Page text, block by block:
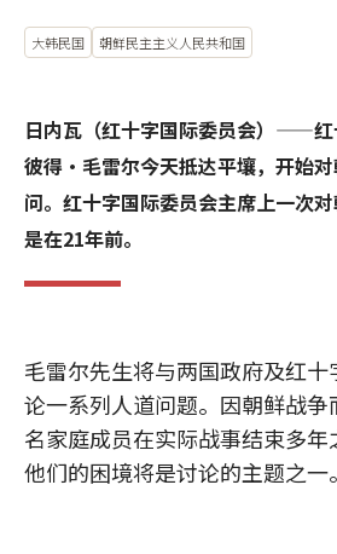
大韩民国 朝鲜民主主义人民共和国
日内瓦（红十字国际委员会）——红
彼得•毛雷尔今天抵达平壤，开始
问。红十字国际委员会主席上一次
是在21年前。
毛雷尔先生将与两国政府及红
论一系列人道问题。因朝鲜战
名家庭成员在实际战事结束多年
他们的困境将是讨论的主题之一。